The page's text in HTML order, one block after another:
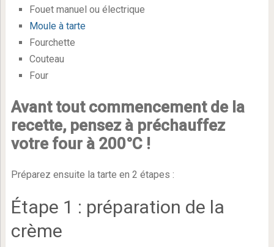
Fouet manuel ou électrique
Moule à tarte
Fourchette
Couteau
Four
Avant tout commencement de la
recette, pensez à préchauffez
votre four à 200°C !
Préparez ensuite la tarte en 2 étapes :
Étape 1 : préparation de la
crème